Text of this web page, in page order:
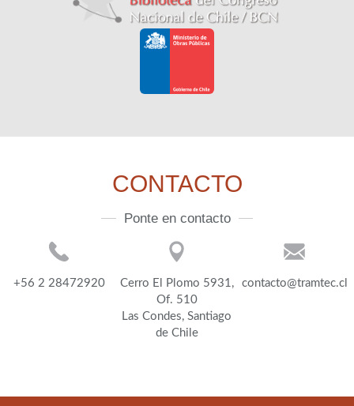
CONTACTO
Ponte en contacto
+56 2 28472920
Cerro El Plomo 5931,
Of. 510
Las Condes, Santiago
de Chile
contacto@tramtec.cl